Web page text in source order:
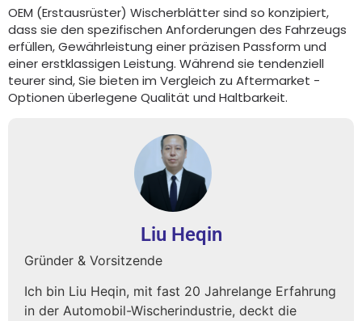
OEM (Erstausrüster) Wischerblätter sind so konzipiert,
dass sie den spezifischen Anforderungen des Fahrzeugs
erfüllen, Gewährleistung einer präzisen Passform und
einer erstklassigen Leistung. Während sie tendenziell
teurer sind, Sie bieten im Vergleich zu Aftermarket -
Optionen überlegene Qualität und Haltbarkeit.
Liu Heqin
Gründer & Vorsitzende
Ich bin Liu Heqin, mit fast 20 Jahrelange Erfahrung
in der Automobil-Wischerindustrie, deckt die